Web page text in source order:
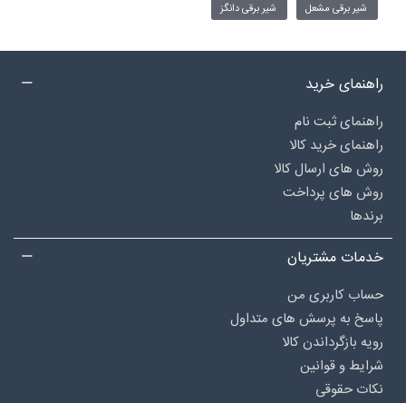
شیر برقی مشعل شیر برقی دانگز
راهنمای خرید
راهنمای ثبت نام
راهنمای خرید کالا
روش های ارسال کالا
روش های پرداخت
برندها
خدمات مشتریان
حساب کاربری من
پاسخ به پرسش های متداول
رویه بازگرداندن کالا
شرایط و قوانین
نکات حقوقی